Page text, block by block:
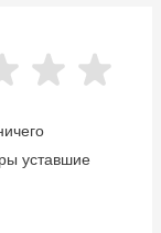
уставшие